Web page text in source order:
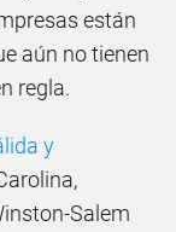
están
aún no tienen
regla.
y
Salem